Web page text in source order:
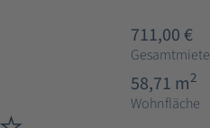
711,00 €
Gesamtmiete
58,71 m2
Wohnfläche